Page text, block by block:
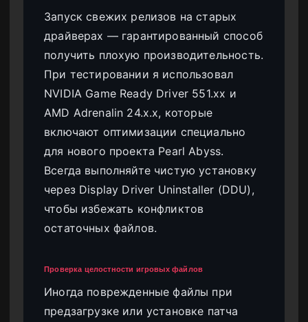
Запуск свежих релизов на старых
драйверах — гарантированный способ
получить плохую производительность.
При тестировании я использовал
NVIDIA Game Ready Driver 551.xx и
AMD Adrenalin 24.x.x, которые
включают оптимизации специально
для нового проекта Pearl Abyss.
Всегда выполняйте чистую установку
через Display Driver Uninstaller (DDU),
чтобы избежать конфликтов
остаточных файлов.
Проверка целостности игровых файлов
Иногда поврежденные файлы при
предзагрузке или установке патча